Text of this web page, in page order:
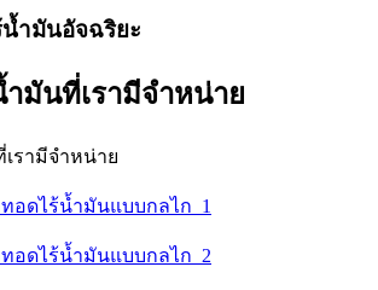
ำมันอัจฉริยะ
มันที่เรามีจำหน่าย
รามีจำหน่าย